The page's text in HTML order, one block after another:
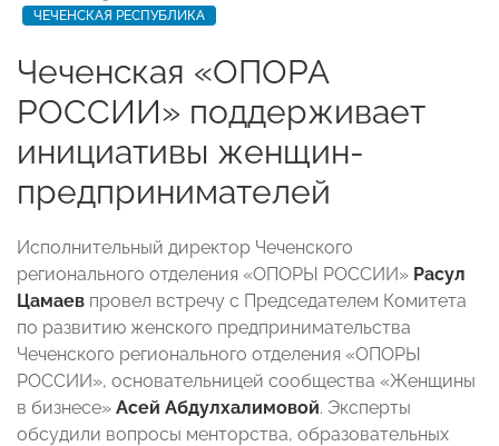
ЧЕЧЕНСКАЯ РЕСПУБЛИКА
Чеченская «ОПОРА
РОССИИ» поддерживает
инициативы женщин-
предпринимателей
Исполнительный директор Чеченского
регионального отделения «ОПОРЫ РОССИИ» Расул
Цамаев провел встречу с Председателем Комитета
по развитию женского предпринимательства
Чеченского регионального отделения «ОПОРЫ
РОССИИ», основательницей сообщества «Женщины
в бизнесе» Асей Абдулхалимовой. Эксперты
обсудили вопросы менторства, образовательных